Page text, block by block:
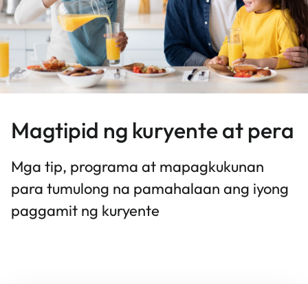
Magtipid ng kuryente at pera
Mga tip, programa at mapagkukunan
para tumulong na pamahalaan ang iyong
paggamit ng kuryente